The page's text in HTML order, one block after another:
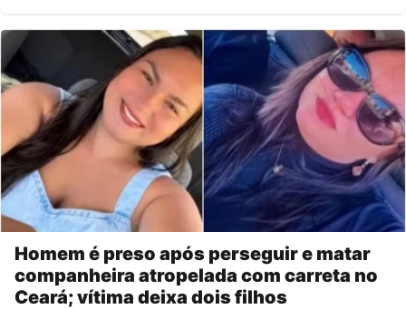
Homem é preso após perseguir e matar
companheira atropelada com carreta no
Ceará; vítima deixa dois filhos